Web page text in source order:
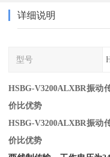
详细说明
型号
HSBG-V3200ALXBR振动
价比优势
HSBG-V3200ALXBR振动
价比优势